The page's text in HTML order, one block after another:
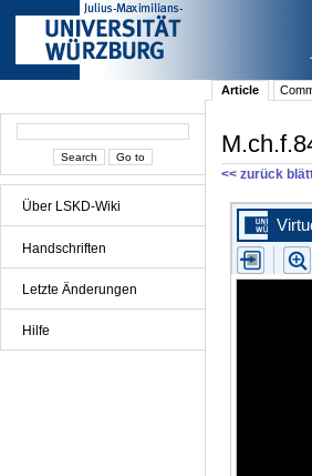
Über LSKD-Wiki
Handschriften
Letzte Änderungen
Hilfe
Article
<< zurück